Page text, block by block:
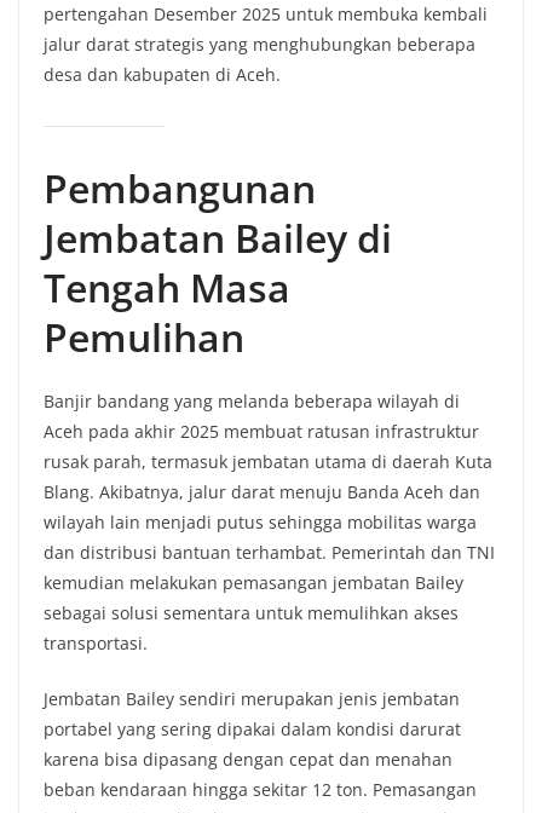
pertengahan Desember 2025 untuk membuka kembali
jalur darat strategis yang menghubungkan beberapa
desa dan kabupaten di Aceh.
Pembangunan
Jembatan Bailey di
Tengah Masa
Pemulihan
Banjir bandang yang melanda beberapa wilayah di
Aceh pada akhir 2025 membuat ratusan infrastruktur
rusak parah, termasuk jembatan utama di daerah Kuta
Blang. Akibatnya, jalur darat menuju Banda Aceh dan
wilayah lain menjadi putus sehingga mobilitas warga
dan distribusi bantuan terhambat. Pemerintah dan TNI
kemudian melakukan pemasangan jembatan Bailey
sebagai solusi sementara untuk memulihkan akses
transportasi.
Jembatan Bailey sendiri merupakan jenis jembatan
portabel yang sering dipakai dalam kondisi darurat
karena bisa dipasang dengan cepat dan menahan
beban kendaraan hingga sekitar 12 ton. Pemasangan